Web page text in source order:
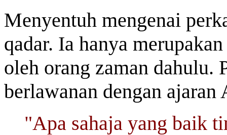
Menyentuh mengenai
qadar. Ia hanya
oleh orang zaman dahulu.
berlawanan dengan
"Apa sahaja yang baik